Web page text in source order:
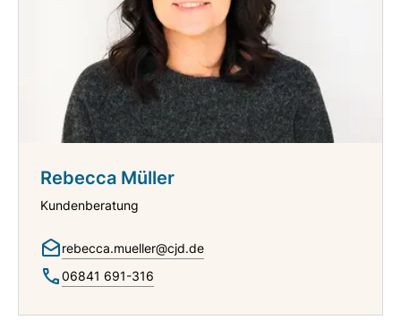
Rebecca Müller
Kundenberatung
rebecca.mueller@cjd.de
06841 691-316